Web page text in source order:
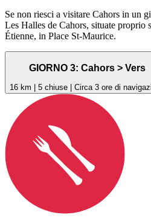
Se non riesci a visitare Cahors in un
Les Halles de Cahors, situate proprio
Étienne, in Place St-Maurice.
GIORNO 3: Cahors > Vers
16 km | 5 chiuse | Circa 3 ore di